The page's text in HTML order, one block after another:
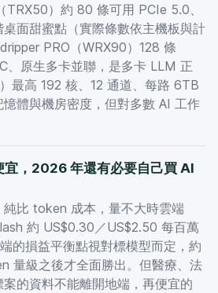
）約 80 條可用 PCIe 5.0、
面甜蜜點（實際條數依主機板與計
PRO（WRX90）128 條
、原生多卡並聯，是多卡 LLM 正
最高 192 核、12 通道、每路 6TB
體與機房密度，但對多數 AI 工作
宜，2026 年還有必要自己買 AI
純比 token 成本，量不大時雲端
約 US$0.30／US$2.50 每百萬
的損益平衡點視對標模型而定，約
量級之後才全面勝出。但醫療、法
的資料不能離開地端，再便宜的